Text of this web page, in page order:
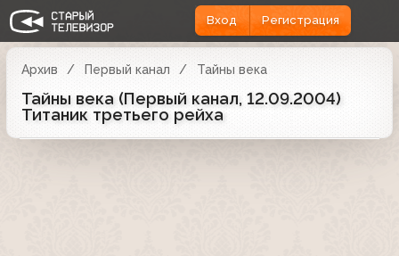
Вход Регистрация
Архив Первый канал Тайны века
Тайны века (Первый канал, 12.09.2004)
Титаник третьего рейха